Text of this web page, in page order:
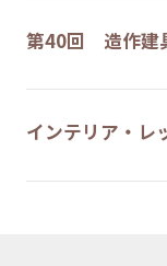
第40回 造作建
インテリア・